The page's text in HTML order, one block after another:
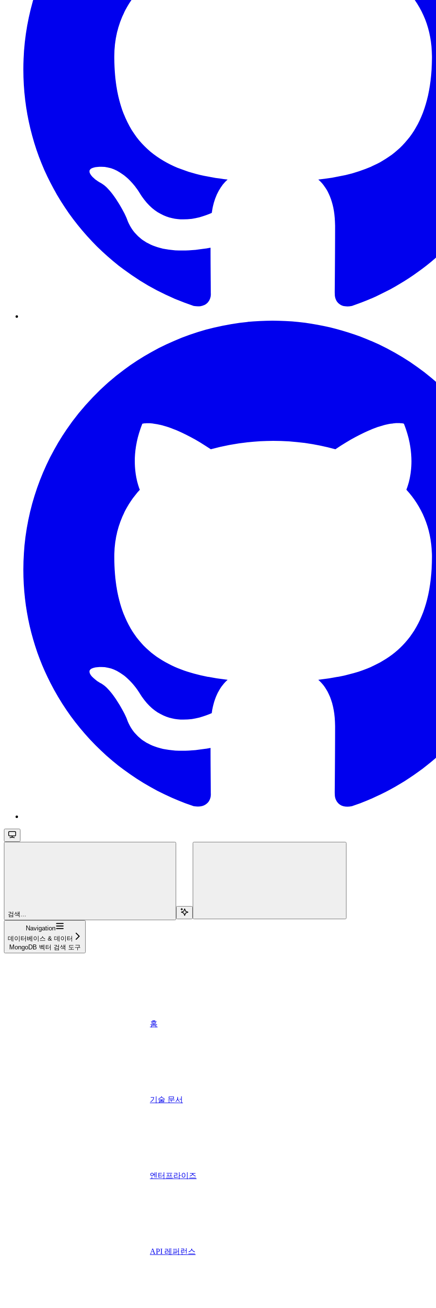
검색...
Navigation
데이터베이스 & 데이터
MongoDB 벡터 검색 도구
홈
기술 문서
엔터프라이즈
API 레퍼런스